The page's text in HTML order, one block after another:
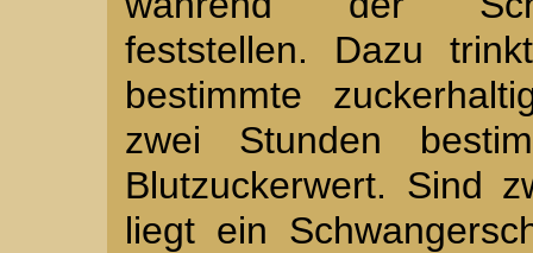
feststellen. Dazu
bestimmte
zwei Stunden
Blutzuckerwert. Sind
liegt ein